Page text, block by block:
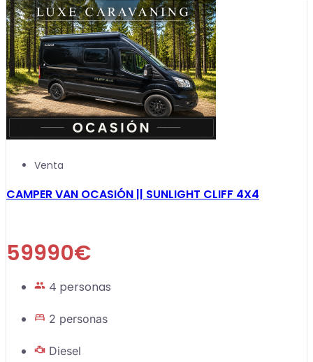
Venta
CAMPER VAN OCASIÓN || SUNLIGHT CLIFF 4X4
59990€
4 personas
2 personas
Diesel